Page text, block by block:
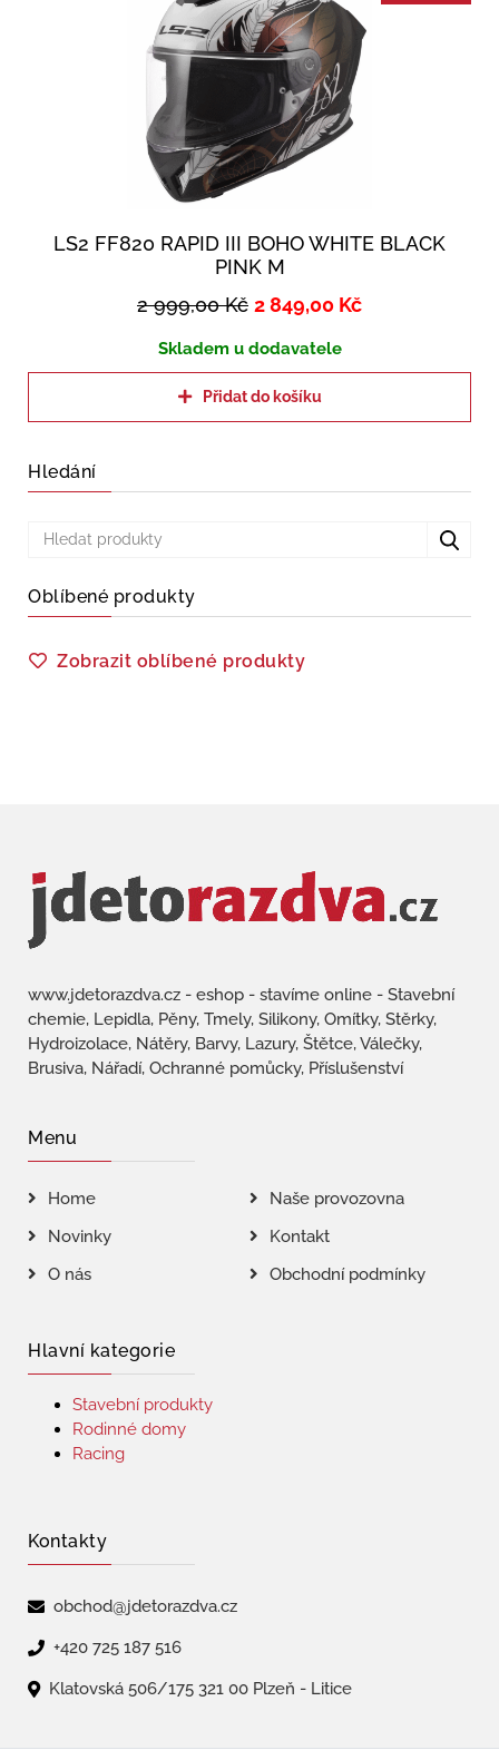
LS2 FF820 RAPID III BOHO WHITE BLACK
PINK M
2 999,00Kč 2 849,00 Kč
Skladem u dodavatele
Přidat do košíku
Hledání
Oblíbené produkty
Zobrazit oblíbené produkty
www.jdetorazdva.cz - eshop - stavíme online - Stavební
chemie, Lepidla, Pěny, Tmely, Silikony, Omítky, Stěrky,
Hydroizolace, Nátěry, Barvy, Lazury, Štětce, Válečky,
Brusiva, Nářadí, Ochranné pomůcky, Příslušenství
Menu
Home
Naše provozovna
Novinky
Kontakt
O nás
Obchodní podmínky
Hlavní kategorie
Stavební produkty
Rodinné domy
Racing
Kontakty
obchod@jdetorazdva.cz
+420 725 187 516
Klatovská 506/175 321 00 Plzeň - Litice